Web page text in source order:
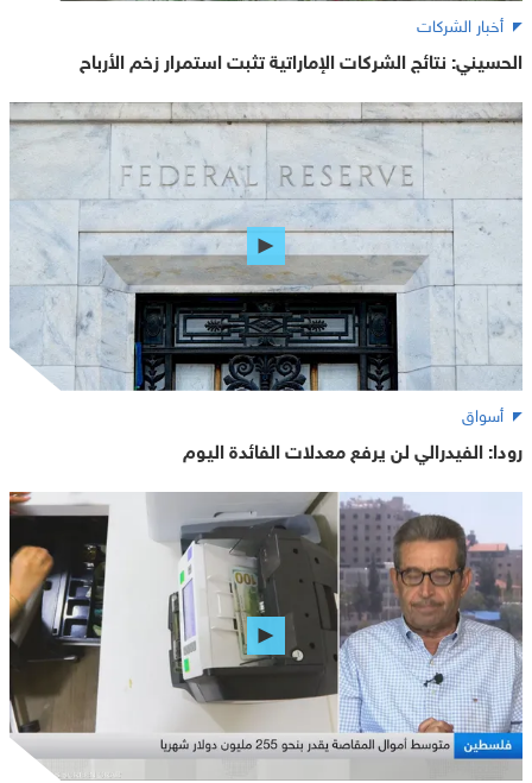
أخبار الشركات
الحسيني: نتائج الشركات الإماراتية تثبت استمرار زخم الأرباح
أسواق
رودا: الفيدرالي لن يرفع معدلات الفائدة اليوم